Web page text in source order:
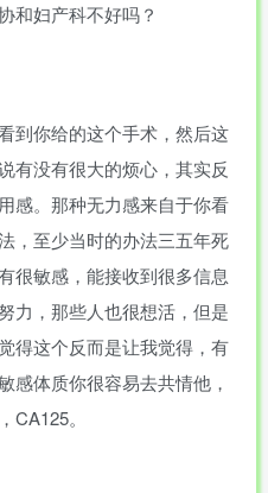
和妇产科不好吗？
到你给的这个手术，然后这
有没有很大的烦心，其实反
感。那种无力感来自于你看
，至少当时的办法三五年死
很敏感，能接收到很多信息
力，那些人也很想活，但是
得这个反而是让我觉得，有
感体质你很容易去共情他，
。